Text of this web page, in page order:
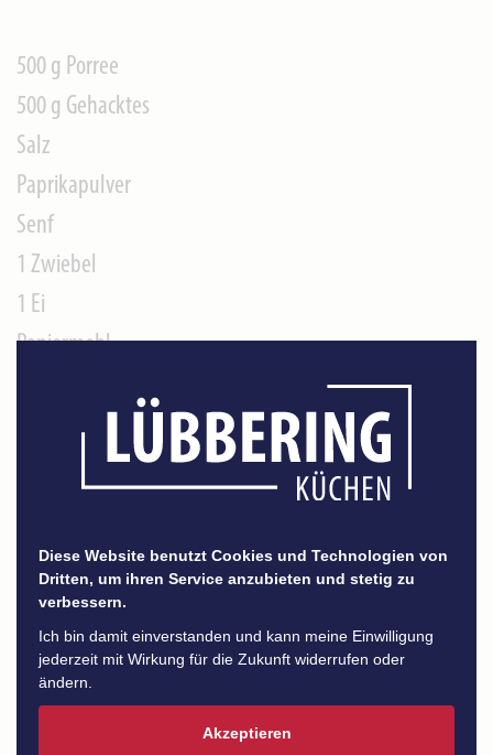
500 g Porree
500 g Gehacktes
Salz
Paprikapulver
Senf
1 Zwiebel
1 Ei
Paniermehl
125 ml Sahne
Zubereitung
Porree in Ringe schneiden, Gehacktes mit etwas Salz, 1
Zwiebel, 1 Ei, Paniermehl, Paprika und Senf vermengen
Diese Website benutzt Cookies und Technologien von
Dritten, um ihren Service anzubieten und stetig zu
verbessern.
Ich bin damit einverstanden und kann meine Einwilligung
jederzeit mit Wirkung für die Zukunft widerrufen oder
ändern.
Akzeptieren